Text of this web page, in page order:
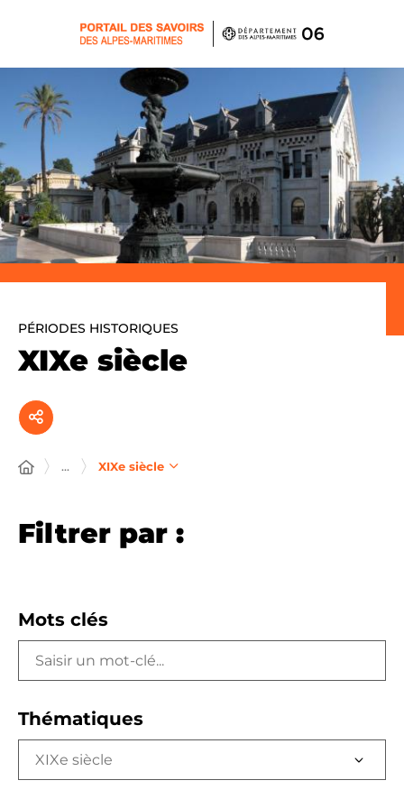
PÉRIODES HISTORIQUES
XIXe siècle
... XIXe siècle
Filtrer par :
Mots clés
Thématiques
XIXe siècle